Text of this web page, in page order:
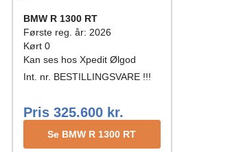
BMW R 1300 RT
Første reg. år: 2026
Kørt 0
Pris 325.600 kr.
Kan ses hos Xpedit Ølgod
Int. nr. BESTILLINGSVARE !!!
Se BMW R 1300 RT